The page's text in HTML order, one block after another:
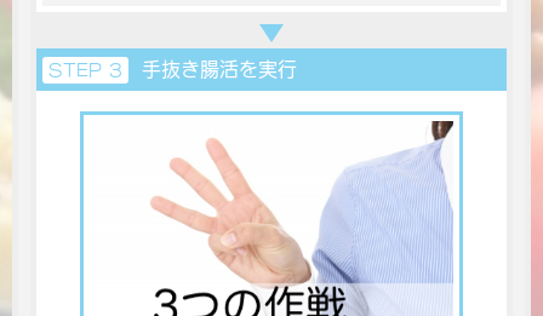
STEP 3 手抜き腸活を実行